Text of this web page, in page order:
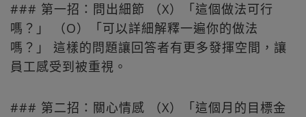
### 第一招：問出細節 （X）「這個做法可行
嗎？」 （O）「可以詳細解釋一遍你的做法
嗎？」 這樣的問題讓回答者有更多發揮空間，讓
員工感受到被重視。
### 第二招：關心情感 （X）「這個月的目標金